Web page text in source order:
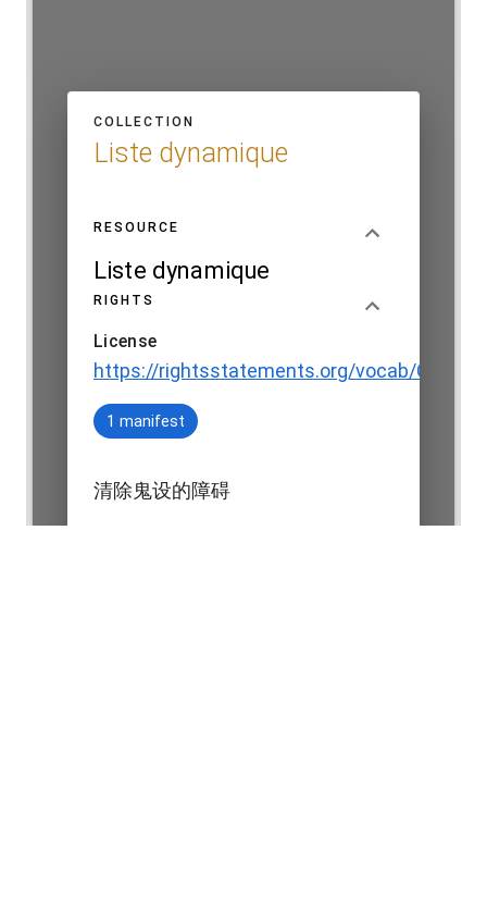
No item selected
SHOW COLLECTION
COLLECTION
Liste dynamique
RESOURCE
Liste dynamique
RIGHTS
License
https://rightsstatements.org/vocab/CNE/
1 manifest
清除鬼设的障碍